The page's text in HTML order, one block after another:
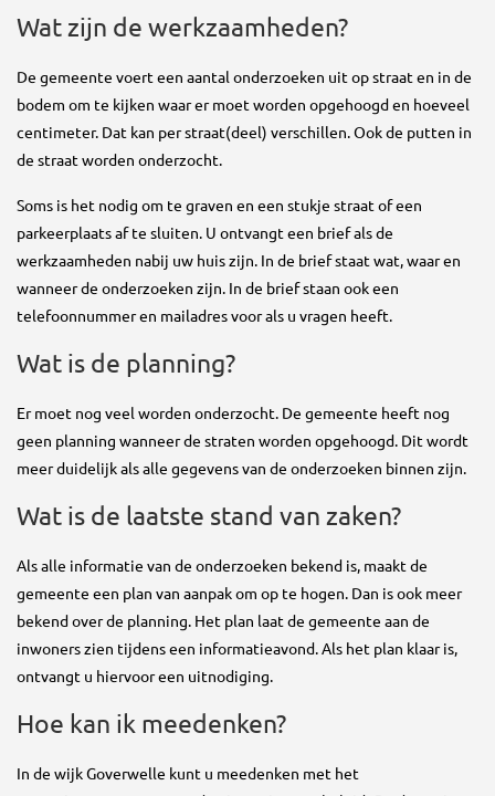
Wat zijn de werkzaamheden?
De gemeente voert een aantal onderzoeken uit op straat en in de
bodem om te kijken waar er moet worden opgehoogd en hoeveel
centimeter. Dat kan per straat(deel) verschillen. Ook de putten in
de straat worden onderzocht.
Soms is het nodig om te graven en een stukje straat of een
parkeerplaats af te sluiten. U ontvangt een brief als de
werkzaamheden nabij uw huis zijn. In de brief staat wat, waar en
wanneer de onderzoeken zijn. In de brief staan ook een
telefoonnummer en mailadres voor als u vragen heeft.
Wat is de planning?
Er moet nog veel worden onderzocht. De gemeente heeft nog
geen planning wanneer de straten worden opgehoogd. Dit wordt
meer duidelijk als alle gegevens van de onderzoeken binnen zijn.
Wat is de laatste stand van zaken?
Als alle informatie van de onderzoeken bekend is, maakt de
gemeente een plan van aanpak om op te hogen. Dan is ook meer
bekend over de planning. Het plan laat de gemeente aan de
inwoners zien tijdens een informatieavond. Als het plan klaar is,
ontvangt u hiervoor een uitnodiging.
Hoe kan ik meedenken?
In de wijk Goverwelle kunt u meedenken met het